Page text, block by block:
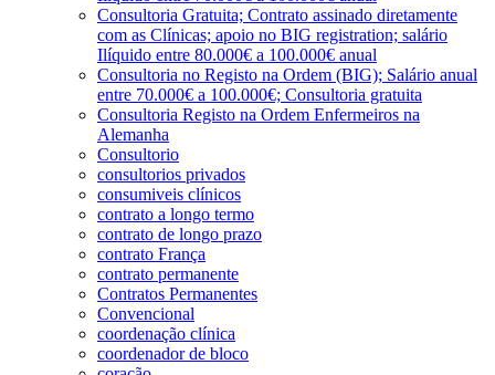
Consultoria Gratuita; Contrato assinado diretamente
com as Clínicas; apoio no BIG registration; salário
Ilíquido entre 80.000€ a 100.000€ anual
Consultoria no Registo na Ordem (BIG); Salário anual
entre 70.000€ a 100.000€; Consultoria gratuita
Consultoria Registo na Ordem Enfermeiros na
Alemanha
Consultorio
consultorios privados
consumiveis clínicos
contrato a longo termo
contrato de longo prazo
contrato França
contrato permanente
Contratos Permanentes
Convencional
coordenação clínica
coordenador de bloco